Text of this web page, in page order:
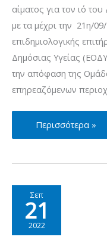
αίματος για τον ιό
με τα μέχρι την 21η/
επιδημιολογικής
Δημόσιας Υγείας
την απόφαση της
επηρεαζόμενων
Νέα
μέτρα
την
ασφάλεια
του
αίματος
Περισσότερα »
Σεπ
21
2022